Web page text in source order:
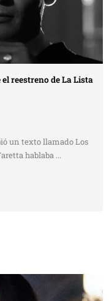
reestreno de La Lista
un texto llamado Los
hablaba ...